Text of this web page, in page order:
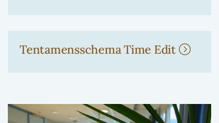
Tentamensschema Time Edit